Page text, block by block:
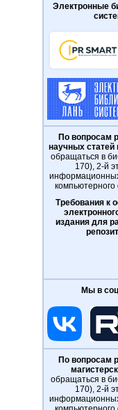
Электронные
По вопросам
научных статей
обращаться в
170), 2-й
компьютерного
Требования к
издания для
Мы в
По вопросам
обращаться в
170), 2-й